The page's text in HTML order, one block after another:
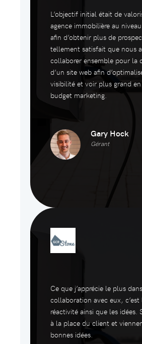
L’objectif initial était de
agence immobilière au
afin d’obtenir plus de
tellement satisfait que nous
collaborer ensemble pour la
d’un site web afin
visibilité et voir plus grand
budget marketing.
Gary Hock
Gérant
Ce que j’apprécie le plus
collaboration avec eux, c’est
réactivité ainsi que les idées.
à la place du client et
bonnes idées.